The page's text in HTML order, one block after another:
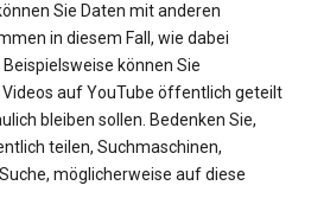
Sie Daten mit anderen
in diesem Fall, wie dabei
können Sie
auf YouTube öffentlich geteilt
bleiben sollen. Bedenken Sie,
teilen, Suchmaschinen,
möglicherweise auf diese